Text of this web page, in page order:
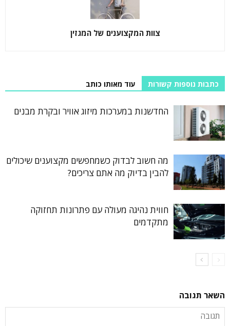
צוות המקצוענים של המגזין
כתבות נוספות קשורות עוד מאותו כותב
החדשנות במערכות מיזוג אוויר ובקרת מבנים
מה חשוב לבדוק כשמחפשים מקצוענים שיכולים
להבין בדיוק מה אתם צריכים?
חווית נהיגה מעולה עם פתרונות תחזוקה
מתקדמים
השאר תגובה